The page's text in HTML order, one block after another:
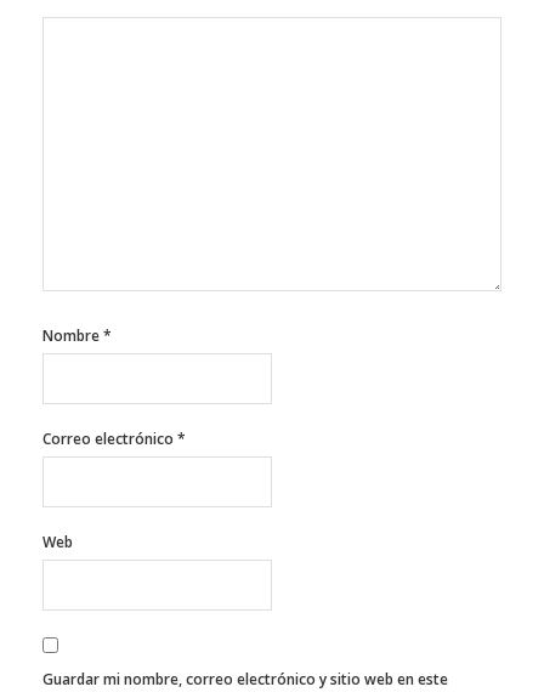
Nombre*
Correo electrónico *
Web
Guardar mi nombre, correo electrónico y sitio web en este